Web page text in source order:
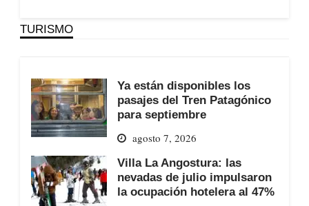
TURISMO
Ya están disponibles los
pasajes del Tren Patagónico
para septiembre
agosto 7, 2026
Villa La Angostura: las
nevadas de julio impulsaron
la ocupación hotelera al 47%